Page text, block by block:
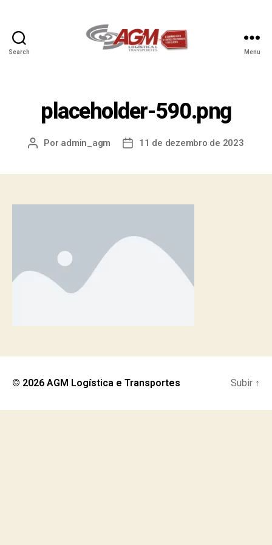
Search Menu
placeholder-590.png
Por admin_agm 11 de dezembro de 2023
© 2026 AGM Logística e Transportes Subir ↑